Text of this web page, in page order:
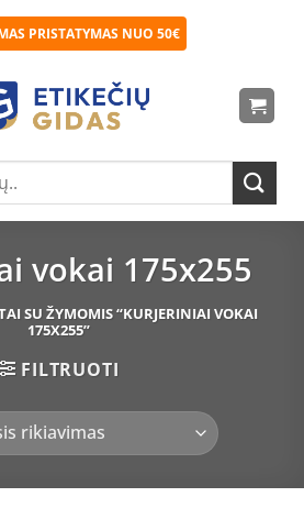
PRISTATYMAS NUO 50€
vokai 175x255
SU ŽYMOMIS “KURJERINIAI VOKAI
175X255”
FILTRUOTI